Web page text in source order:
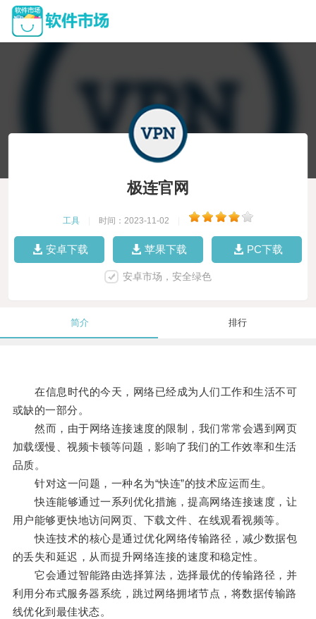
极连官网
工具 时间：2023-11-02
安卓下载 苹果下载 PC下载
安卓市场，安全绿色
简介 排行
在信息时代的今天，网络已经成为人们工作和生活不可
或缺的一部分。
然而，由于网络连接速度的限制，我们常常会遇到网页
加载缓慢、视频卡顿等问题，影响了我们的工作效率和生活
品质。
针对这一问题，一种名为“快连”的技术应运而生。
快连能够通过一系列优化措施，提高网络连接速度，让
用户能够更快地访问网页、下载文件、在线观看视频等。
快连技术的核心是通过优化网络传输路径，减少数据包
的丢失和延迟，从而提升网络连接的速度和稳定性。
它会通过智能路由选择算法，选择最优的传输路径，并
利用分布式服务器系统，跳过网络拥堵节点，将数据传输路
线优化到最佳状态。